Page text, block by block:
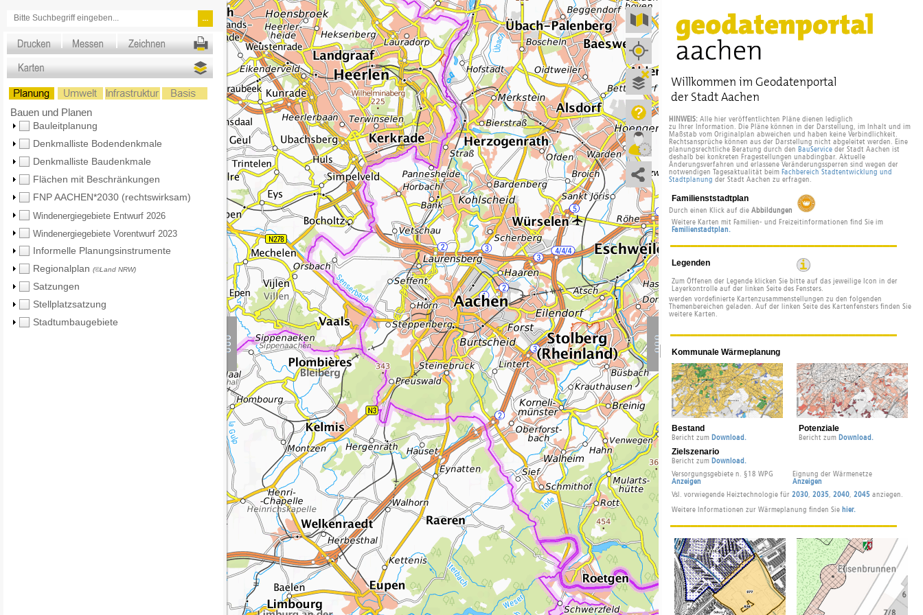
Bauen und Planen
Bauleitplanung
Denkmalliste Bodendenkmale
Denkmalliste Baudenkmale
Flächen mit Beschränkungen
FNP AACHEN*2030 (rechtswirksam)
Windenergiegebiete Entwurf 2026
Windenergiegebiete Vorentwurf 2023
Informelle Planungsinstrumente
Regionalplan (©Land NRW)
Satzungen
Stellplatzsatzung
Stadtumbaugebiete